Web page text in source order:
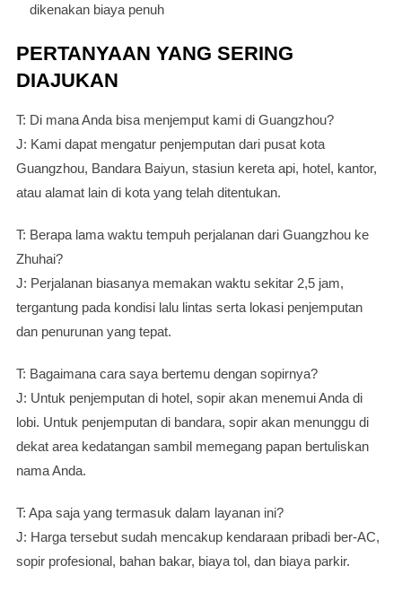
dikenakan biaya penuh
PERTANYAAN YANG SERING
DIAJUKAN
T: Di mana Anda bisa menjemput kami di Guangzhou?
J: Kami dapat mengatur penjemputan dari pusat kota
Guangzhou, Bandara Baiyun, stasiun kereta api, hotel, kantor,
atau alamat lain di kota yang telah ditentukan.
T: Berapa lama waktu tempuh perjalanan dari Guangzhou ke
Zhuhai?
J: Perjalanan biasanya memakan waktu sekitar 2,5 jam,
tergantung pada kondisi lalu lintas serta lokasi penjemputan
dan penurunan yang tepat.
T: Bagaimana cara saya bertemu dengan sopirnya?
J: Untuk penjemputan di hotel, sopir akan menemui Anda di
lobi. Untuk penjemputan di bandara, sopir akan menunggu di
dekat area kedatangan sambil memegang papan bertuliskan
nama Anda.
T: Apa saja yang termasuk dalam layanan ini?
J: Harga tersebut sudah mencakup kendaraan pribadi ber-AC,
sopir profesional, bahan bakar, biaya tol, dan biaya parkir.